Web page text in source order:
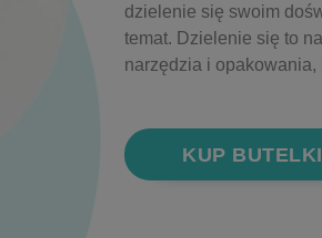
dzielenie się swoim
temat. Dzielenie się to
narzędzia i opakowania,
KUP